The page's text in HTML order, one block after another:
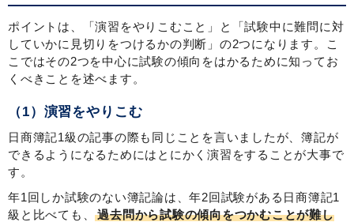
ポイントは、「演習をやりこむこと」と「試験中に難問に対
していかに見切りをつけるかの判断」の2つになります。こ
こではその2つを中心に試験の傾向をはかるために知ってお
くべきことを述べます。
（1）演習をやりこむ
日商簿記1級の記事の際も同じことを言いましたが、簿記が
できるようになるためにはとにかく演習をすることが大事で
す。
年1回しか試験のない簿記論は、年2回試験がある日商簿記1
級と比べても、過去問から試験の傾向をつかむことが難し